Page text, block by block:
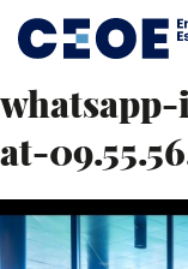
contenido
whatsapp-
at-
Imagen